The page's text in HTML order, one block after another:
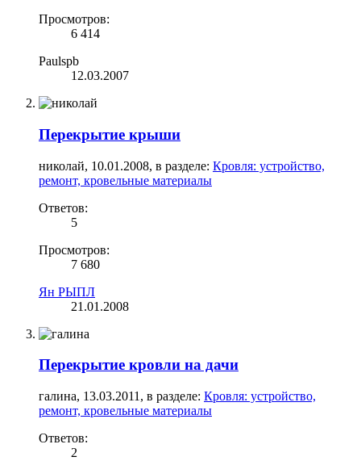
Просмотров:
6 414
Paulspb
12.03.2007
Перекрытие крыши
николай, 10.01.2008, в разделе: Кровля: устройство,
ремонт, кровельные материалы
Ответов:
5
Просмотров:
7 680
Ян РЫПЛ
21.01.2008
Перекрытие кровли на дачи
галина, 13.03.2011 , в разделе: Кровля: устройство,
ремонт, кровельные материалы
Ответов:
2